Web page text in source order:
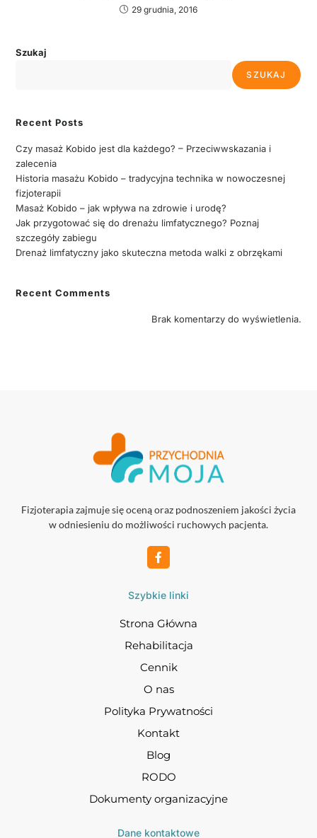
29 grudnia, 2016
Szukaj
SZUKAJ
Recent Posts
Czy masaż Kobido jest dla każdego? – Przeciwwskazania i
zalecenia
Historia masażu Kobido – tradycyjna technika w nowoczesnej
fizjoterapii
Masaż Kobido – jak wpływa na zdrowie i urodę?
Jak przygotować się do drenażu limfatycznego? Poznaj
szczegóły zabiegu
Drenaż limfatyczny jako skuteczna metoda walki z obrzękami
Recent Comments
Brak komentarzy do wyświetlenia.
Fizjoterapia zajmuje się oceną oraz podnoszeniem jakości życia
w odniesieniu do możliwości ruchowych pacjenta.
Szybkie linki
Strona Główna
Rehabilitacja
Cennik
O nas
Polityka Prywatności
Kontakt
Blog
RODO
Dokumenty organizacyjne
Dane kontaktowe